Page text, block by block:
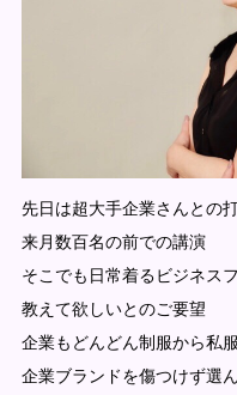
先日は超大手企業さんとの
来月数百名の前での講演
そこでも日常着るビジネス
教えて欲しいとのご要望
企業もどんどん制服から私
企業ブランドを傷つけず選